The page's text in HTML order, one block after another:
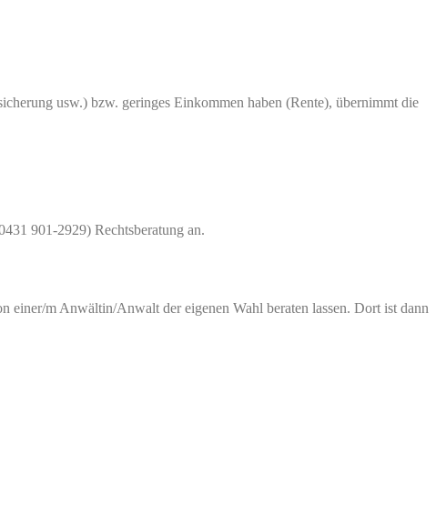
usw.) bzw. geringes Einkommen haben (Rente), übernimmt die
901-2929) Rechtsberatung an.
einer/m Anwältin/Anwalt der eigenen Wahl beraten lassen. Dort ist dann